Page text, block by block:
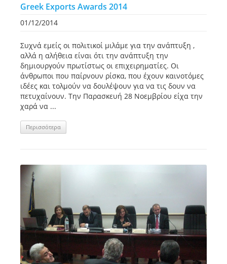
Greek Exports Awards 2014
01/12/2014
Συχνά εμείς οι πολιτικοί μιλάμε για την ανάπτυξη ,
αλλά η αλήθεια είναι ότι την ανάπτυξη την
δημιουργούν πρωτίστως οι επιχειρηματίες. Οι
άνθρωποι που παίρνουν ρίσκα, που έχουν καινοτόμες
ιδέες και τολμούν να δουλέψουν για να τις δουν να
πετυχαίνουν. Την Παρασκευή 28 Νοεμβρίου είχα την
χαρά να ...
Περισσότερα